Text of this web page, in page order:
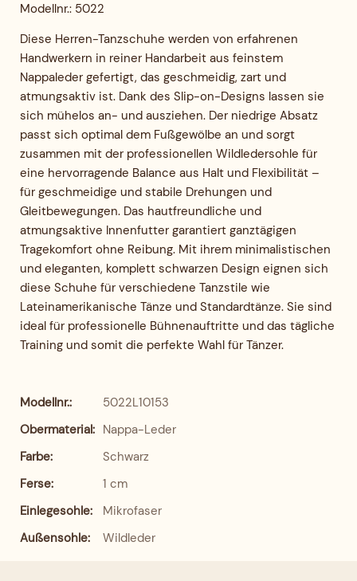
Modellnr.: 5022
Diese Herren-Tanzschuhe werden von erfahrenen
Handwerkern in reiner Handarbeit aus feinstem
Nappaleder gefertigt, das geschmeidig, zart und
atmungsaktiv ist. Dank des Slip-on-Designs lassen sie
sich mühelos an- und ausziehen. Der niedrige Absatz
passt sich optimal dem Fußgewölbe an und sorgt
zusammen mit der professionellen Wildledersohle für
eine hervorragende Balance aus Halt und Flexibilität –
für geschmeidige und stabile Drehungen und
Gleitbewegungen. Das hautfreundliche und
atmungsaktive Innenfutter garantiert ganztägigen
Tragekomfort ohne Reibung. Mit ihrem minimalistischen
und eleganten, komplett schwarzen Design eignen sich
diese Schuhe für verschiedene Tanzstile wie
Lateinamerikanische Tänze und Standardtänze. Sie sind
ideal für professionelle Bühnenauftritte und das tägliche
Training und somit die perfekte Wahl für Tänzer.
Modellnr.:
5022L10153
Obermaterial: Nappa-Leder
Farbe:
Schwarz
Ferse:
1 cm
Einlegesohle:
Mikrofaser
Außensohle:
Wildleder